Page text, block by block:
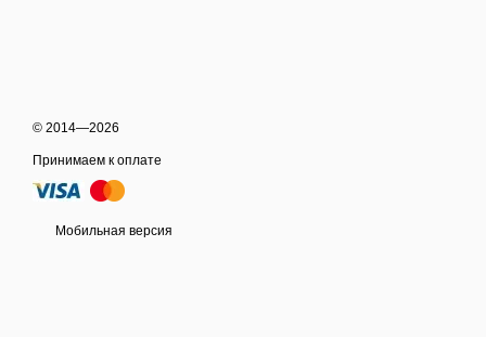
Купить
Для того чтобы купить
все необходимые
соответствующем
покупателям EcoLover
© 2014—2026
Принимаем к оплате
Мобильная версия